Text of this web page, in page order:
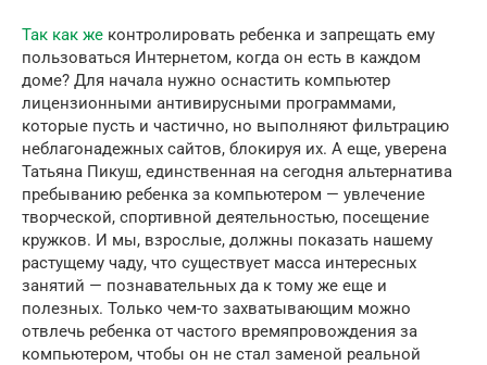
Так как же контролировать ребенка и запрещать ему
пользоваться Интернетом, когда он есть в каждом
доме? Для начала нужно оснастить компьютер
лицензионными антивирусными программами,
которые пусть и частично, но выполняют фильтрацию
неблагонадежных сайтов, блокируя их. А еще, уверена
Татьяна Пикуш, единственная на сегодня альтернатива
пребыванию ребенка за компьютером — увлечение
творческой, спортивной деятельностью, посещение
кружков. И мы, взрослые, должны показать нашему
растущему чаду, что существует масса интересных
занятий — познавательных да к тому же еще и
полезных. Только чем-то захватывающим можно
отвлечь ребенка от частого времяпровождения за
компьютером, чтобы он не стал заменой реальной